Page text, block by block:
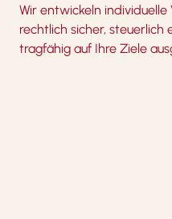
Wir entwickeln
rechtlich sicher, steuerlich
tragfähig auf Ihre Ziele